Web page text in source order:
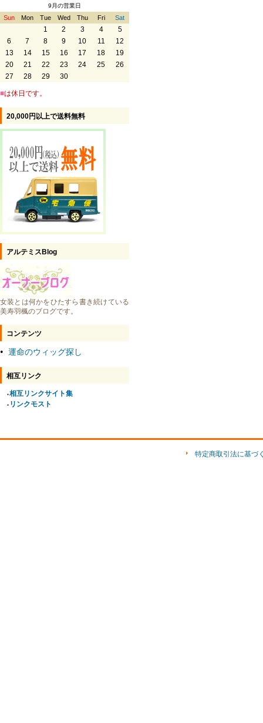
9月の営業日
Sun Mon Tue Wed Thu Fri Sat
1 2 3 4
5
6
7 8 9 10 11
12
13
14 15 16 17 18
19
20
21 22 23 24 25
26
27
28 29 30
■は休日です。
20,000円以上で送料無料
アルテミスBlog
女装とは何かをひたすら書き続けている
美寿羽楓のブログです。
コンテンツ
● 運命のウィッグ探し
相互リンク
●相互リンクサイト集
● リンクモスト
特定商取引法に基づ